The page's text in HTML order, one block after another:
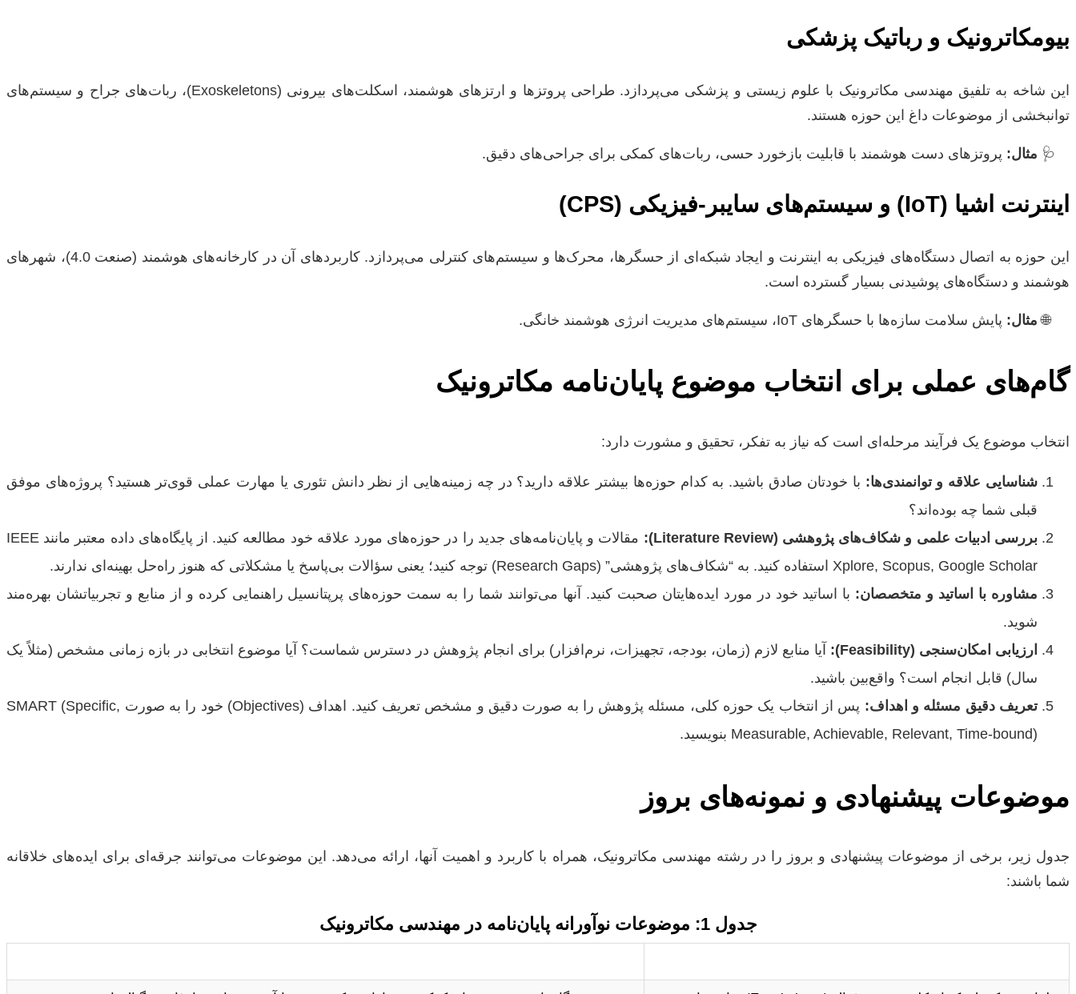
بیومکاترونیک و رباتیک پزشکی
این شاخه به تلفیق مهندسی مکاترونیک با علوم زیستی و پزشکی می‌پردازد. طراحی پروتزها و ارتزهای هوشمند، اسکلت‌های بیرونی (Exoskeletons)، ربات‌های جراح و سیستم‌های
توانبخشی از موضوعات داغ این حوزه هستند.
مثال: پروتزهای دست هوشمند با قابلیت بازخورد حسی، ربات‌های کمکی برای جراحی‌های دقیق.
اینترنت اشیا (IoT) و سیستم‌های سایبر-فیزیکی (CPS)
این حوزه به اتصال دستگاه‌های فیزیکی به اینترنت و ایجاد شبکه‌ای از حسگرها، محرک‌ها و سیستم‌های کنترلی می‌پردازد. کاربردهای آن در کارخانه‌های هوشمند (صنعت 4.0)، شهرهای
هوشمند و دستگاه‌های پوشیدنی بسیار گسترده است.
مثال: پایش سلامت سازه‌ها با حسگرهای IoT، سیستم‌های مدیریت انرژی هوشمند خانگی.
گام‌های عملی برای انتخاب موضوع پایان‌نامه مکاترونیک
انتخاب موضوع یک فرآیند مرحله‌ای است که نیاز به تفکر، تحقیق و مشورت دارد:
شناسایی علاقه و توانمندی‌ها: با خودتان صادق باشید. به کدام حوزه‌ها بیشتر علاقه دارید؟ در چه زمینه‌هایی از نظر دانش تئوری یا مهارت عملی قوی‌تر هستید؟ پروژه‌های موفق
قبلی شما چه بوده‌اند؟
بررسی ادبیات علمی و شکاف‌های پژوهشی (Literature Review):
مقالات و پایان‌نامه‌های جدید را در حوزه‌های مورد علاقه خود مطالعه کنید. از پایگاه‌های داده معتبر مانند IEEE
Xplore, Scopus, Google Scholar استفاده کنید. به “شکاف‌های پژوهشی” (Research Gaps) توجه کنید؛ یعنی سؤالات بی‌پاسخ یا مشکلاتی که هنوز راه‌حل بهینه‌ای ندارند.
مشاوره با اساتید و متخصصان: با اساتید خود در مورد ایده‌هایتان صحبت کنید. آنها می‌توانند شما را به سمت حوزه‌های پرپتانسیل راهنمایی کرده و از منابع و تجربیاتشان بهره‌مند
شوید.
ارزیابی امکان‌سنجی (Feasibility):
آیا منابع لازم (زمان، بودجه، تجهیزات، نرم‌افزار) برای انجام پژوهش در دسترس شماست؟ آیا موضوع انتخابی در بازه زمانی مشخص (مثلاً یک
سال) قابل انجام است؟ واقع‌بین باشید.
تعریف دقیق مسئله و اهداف:
پس از انتخاب یک حوزه کلی، مسئله پژوهش را به صورت دقیق و مشخص تعریف کنید. اهداف (Objectives) خود را به صورت SMART (Specific,
Measurable, Achievable, Relevant, Time-bound) بنویسید.
موضوعات پیشنهادی و نمونه‌های بروز
جدول زیر، برخی از موضوعات پیشنهادی و بروز را در رشته مهندسی مکاترونیک، همراه با کاربرد و اهمیت آنها، ارائه می‌دهد. این موضوعات می‌توانند جرقه‌ای برای ایده‌های خلاقانه
شما باشند:
جدول 1: موضوعات نوآورانه پایان‌نامه در مهندسی مکاترونیک